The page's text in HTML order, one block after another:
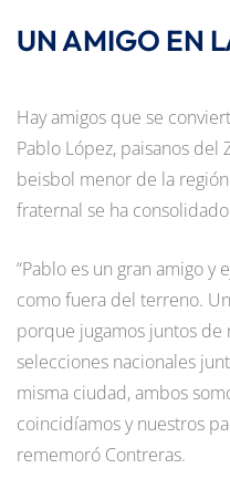
UN AMIGO EN
Hay amigos que se
Pablo López, paisanos del
beisbol menor de la
fraternal se ha
“Pablo es un gran amigo
como fuera del terreno.
porque jugamos juntos de
selecciones nacionales
misma ciudad, ambos
coincidíamos y nuestros
rememoró Contreras.